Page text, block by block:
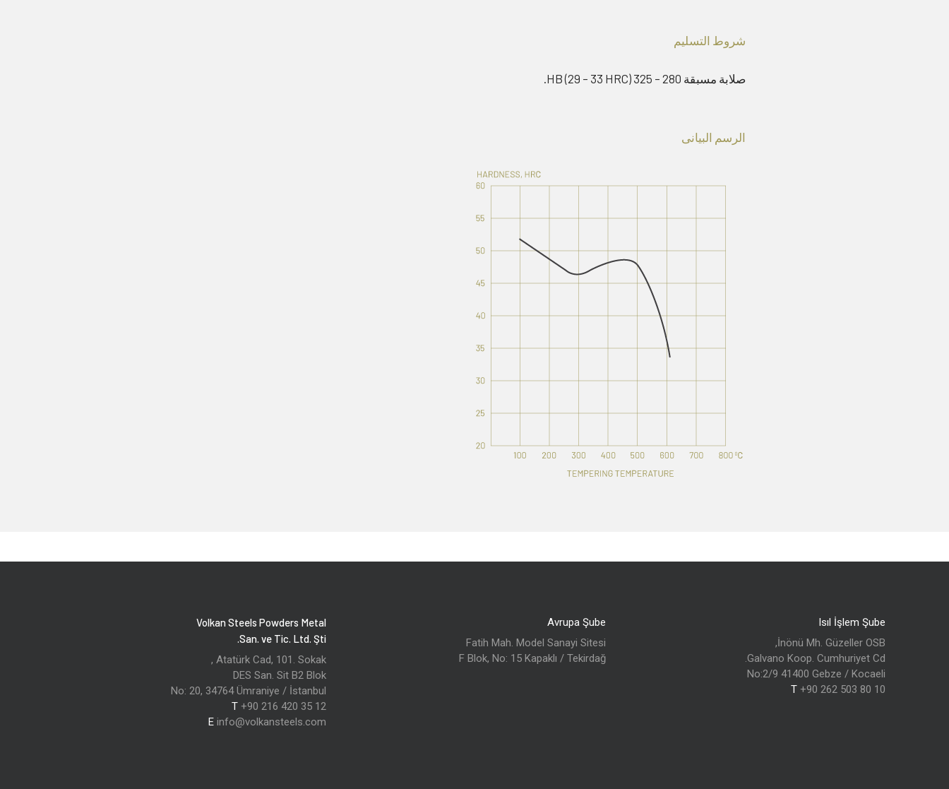
شروط التسليم
صلابة مسبقة 280 – 325 HB (29 – 33 HRC).
الرسم البيانى
Volkan Steels Powders Metal
San. ve Tic. Ltd. Şti.
Atatürk Cad, 101. Sokak ,
DES San. Sit B2 Blok
No: 20, 34764 Ümraniye / İstanbul
T +90 216 420 35 12
E info@volkansteels.com
Avrupa Şube
Fatih Mah. Model Sanayi Sitesi
F Blok, No: 15 Kapaklı / Tekirdağ
Isıl İşlem Şube
İnönü Mh. Güzeller OSB,
Galvano Koop. Cumhuriyet Cd.
No:2/9 41400 Gebze / Kocaeli
T +90 262 503 80 10